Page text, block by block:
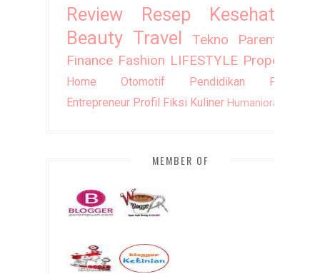
Review Resep
Kesehatan
Beauty Travel Tekno
Parenting
Finance Fashion LIFESTYLE Property
Home Otomotif Pendidikan
Puisi
Entrepreneur Profil Fiksi Kuliner Humaniora
MEMBER OF